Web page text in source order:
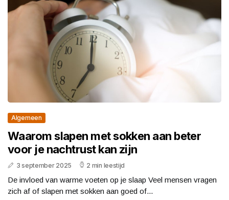
Algemeen
Waarom slapen met sokken aan beter
voor je nachtrust kan zijn
3 september 2025 2 min leestijd
De invloed van warme voeten op je slaap Veel mensen vragen
zich af of slapen met sokken aan goed of...